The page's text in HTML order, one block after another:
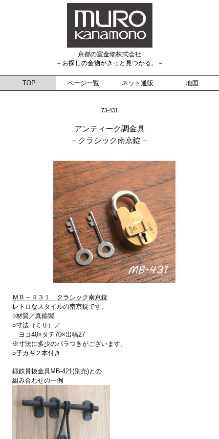
京都の室金物株式会社
－お探しの金物がきっと見つかる。－
TOP ページ一覧 ネット通販 地図
73-431
アンティーク調金具
－クラシック南京錠－
ＭＢ－４３１ クラシック南京錠
レトロなスタイルの南京錠です。
○材質／真鍮製
○寸法（ミリ）／
ヨコ40×タテ70×出幅27
※寸法に多少のバラつきがございます。
○子カギ２本付き
鍛鉄貫抜金具MB-421(別売)との
組み合わせの一例